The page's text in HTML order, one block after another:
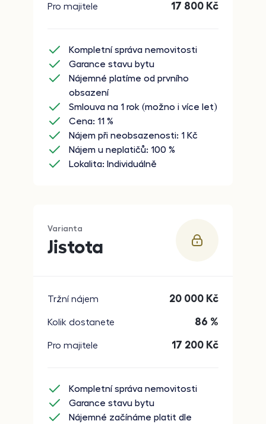
Pro majitele 17 800 Kč
Kompletní správa nemovitosti
Garance stavu bytu
Nájemné platíme od prvního
obsazení
Smlouva na 1 rok (možno i více let)
Cena: 11 %
Nájem při neobsazenosti: 1 Kč
Nájem u neplatičů: 100 %
Lokalita: Individuálně
Varianta
Jistota
Tržní nájem 20 000 Kč
Kolik dostanete 86 %
Pro majitele 17 200 Kč
Kompletní správa nemovitosti
Garance stavu bytu
Nájemné začínáme platit dle